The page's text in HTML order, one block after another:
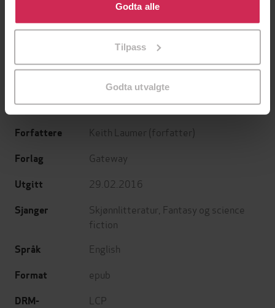
bruke cookies for alle disse formålene. Du kan også
tilpasse ditt samtykke til spesifikke formål ved å klikke
Godta alle
Tilpass
Godta utvalgte
129,-
EBOK
129,-
EBOK
Forfattere Keith Laumer (forfatter)
Forlag Gateway
Utgitt 29.02.2016
Sjanger Skjønnlitteratur Fantasy og science
fiction
Språk English
Format epub
DRM-
LCP